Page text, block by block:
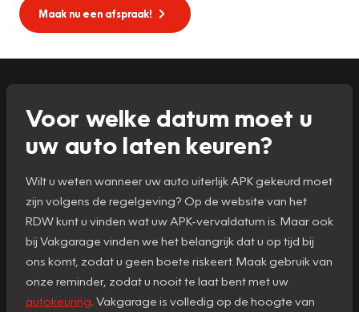
Maak nu een afspraak!
Voor welke datum moet u
uw auto laten keuren?
Wilt u weten wanneer uw auto uiterlijk APK gekeurd moet
zijn volgens de regelgeving? Op de website van het
RDW kunt u vinden wat uw APK-vervaldatum is. Maar ook
bij Vakgarage vinden we het belangrijk dat u op tijd bij
ons komt, zodat u geen boete riskeert. Maak gebruik van
onze reminder, zodat u nooit te laat bent met uw
autokeuring . Vakgarage is volledig op de hoogte van